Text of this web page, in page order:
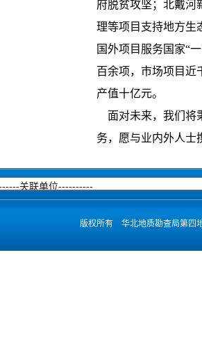
府脱贫攻坚；北戴河
理等项目支持地方生
国外项目服务国家“
百余项，市场项目近
产值十亿元。
面对未来，我们将
务，愿与业内外人士
版权所有 华北地质勘查局第四